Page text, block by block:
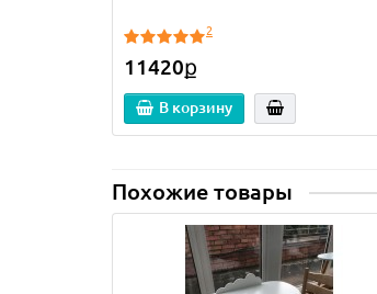
2
11420ք
В корзину
Похожие товары